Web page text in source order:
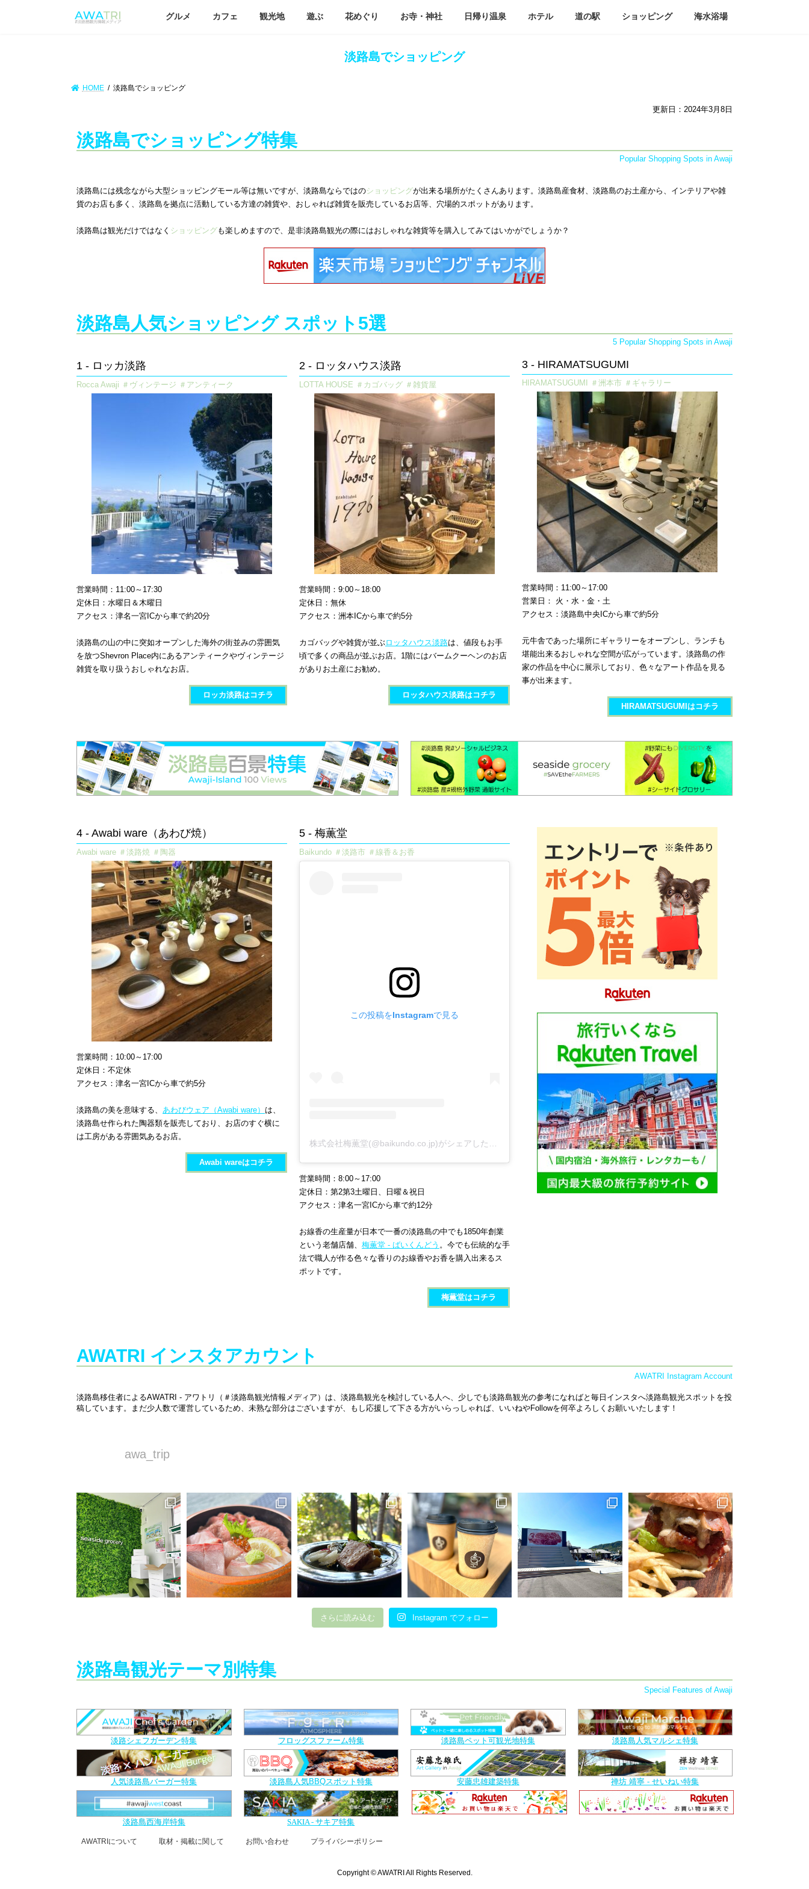
グルメ カフェ 観光地 遊ぶ 花めぐり お寺・神社 日帰り温泉 ホテル 道の駅 ショッピング 海水浴場
淡路島でショッピング
HOME 淡路島でショッピング
更新日：2024年3月8日
淡路島でショッピング特集
Popular Shopping Spots in Awaji
淡路島には残念ながら大型ショッピングモール等は無いですが、淡路島ならではのショッピングが出来る場所がたくさんあります。淡路島産食材、淡路島のお土産から、インテリアや雑
貨のお店も多く、淡路島を拠点に活動している方達の雑貨や、おしゃれば雑貨を販売しているお店等、穴場的スポットがあります。
淡路島は観光だけではなく ショッピングも楽しめますので、是非淡路島観光の際にはおしゃれな雑貨等を購入してみてはいかがでしょうか？
淡路島人気ショッピング スポット5選​
5 Popular Shopping Spots in Awaji
1 - ロッカ淡路
Rocca Awaji ＃ヴィンテージ ＃アンティーク
営業時間：11:00～17:30
定休日：水曜日＆木曜日
アクセス：津名一宮ICから車で約20分
淡路島の山の中に突如オープンした海外の街並みの雰囲気
を放つShevron Place内にあるアンティークやヴィンテージ
雑貨を取り扱うおしゃれなお店。
ロッカ淡路​はコチラ
2 - ロッタハウス淡路​
LOTTA HOUSE ＃カゴバッグ ＃雑貨屋
営業時間：9:00～18:00
定休日：無休
アクセス：洲本ICから車で約5分
カゴバッグや雑貨が並ぶロッタハウス淡路は、値段もお手
頃で多くの商品が並ぶお店。1階にはバームクーヘンのお店
がありお土産にお勧め。
ロッタハウス淡路​​はコチラ
3 - HIRAMATSUGUMI
HIRAMATSUGUMI ＃洲本市 ＃ギャラリー
営業時間：11:00～17:00
営業日： 火・水・金・土
アクセス：淡路島中央ICから車で約5分
元牛舎であった場所にギャラリーをオープンし、ランチも
堪能出来るおしゃれな空間が広がっています。淡路島の作
家の作品を中心に展示しており、色々なアート作品を見る
事が出来ます。
HIRAMATSUGUMIはコチラ
4 - Awabi ware（あわび焼）
Awabi ware ＃淡路焼 ＃陶器
営業時間：10:00～17:00
定休日：不定休
アクセス：津名一宮ICから車で約5分
淡路島の美を意味する、 あわびウェア（Awabi ware） は、
淡路島せ作られた陶器類を販売しており、お店のすぐ横に
は工房がある雰囲気あるお店。
Awabi ware​はコチラ
5 - 梅薫堂​
Baikundo ＃淡路市 ＃線香＆お香
この投稿をInstagramで見る
株式会社梅薫堂(@baikundo.co.jp)がシェアした投稿
営業時間：8:00～17:00
定休日：第2第3土曜日、日曜＆祝日
アクセス：津名一宮ICから車で約12分
お線香の生産量が日本で一番の淡路島の中でも1850年創業
という老舗店舗、 梅薫堂 - ばいくんどう 。今でも伝統的な手
法で職人が作る色々な香りのお線香やお香を購入出来るス
ポットです。
梅薫堂​​​はコチラ
AWATRI インスタアカウント
AWATRI Instagram Account
淡路島移住者によるAWATRI - アワトリ（＃淡路島観光情報メディア）は、淡路島観光を検討している人へ、少しでも淡路島観光の参考になればと毎日インスタへ淡路島観光スポットを投
稿しています。まだ少人数で運営しているため、未熟な部分はございますが、もし応援して下さる方がいらっしゃれば、いいねやFollowを何卒よろしくお願いいたします！
awa_trip
さらに読み込む Instagram でフォロー
淡路島観光テーマ別特集
Special Features of Awaji
淡路シェフガーデン特集
人気淡路島バーガー特集
淡路島西海岸特集
フロッグスファーム特集
淡路島人気BBQスポット特集
SAKIA - サキア特集
淡路島ペット可観光地特集
安藤忠雄建築特集
淡路島人気マルシェ特集
禅坊 靖寧 - せいねい特集
AWATRIについて 取材・掲載に関して お問い合わせ プライバシーポリシー
Copyright © AWATRI All Rights Reserved.